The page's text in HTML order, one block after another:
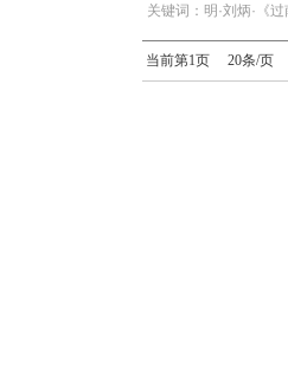
关键词：明·刘炳·《
当前第1页 20条/页